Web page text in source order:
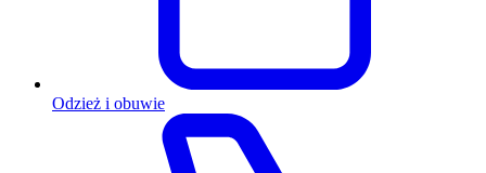
Odzież i obuwie